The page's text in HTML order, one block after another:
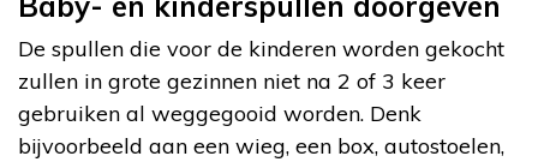
De spullen die voor de kinderen worden gekocht
zullen in grote gezinnen niet na 2 of 3 keer
gebruiken al weggegooid worden. Denk
bijvoorbeeld aan een wieg, een box, autostoelen,